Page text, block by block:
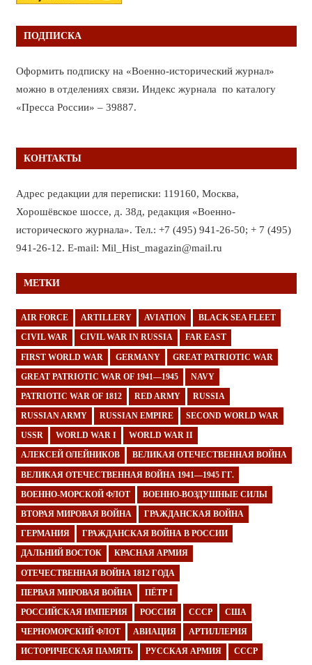
ПОДПИСКА
Оформить подписку на «Военно-исторический журнал»
можно в отделениях связи. Индекс журнала по каталогу
«Пресса России» – 39887.
КОНТАКТЫ
Адрес редакции для переписки: 119160, Москва,
Хорошёвское шоссе, д. 38д, редакция «Военно-
исторического журнала». Тел.: +7 (495) 941-26-50; + 7 (495)
941-26-12. E-mail: Mil_Hist_magazin@mail.ru
МЕТКИ
AIR FORCE ARTILLERY AVIATION BLACK SEA FLEET
CIVIL WAR CIVIL WAR IN RUSSIA FAR EAST
FIRST WORLD WAR GERMANY GREAT PATRIOTIC WAR
GREAT PATRIOTIC WAR OF 1941—1945 NAVY
PATRIOTIC WAR OF 1812 RED ARMY RUSSIA
RUSSIAN ARMY RUSSIAN EMPIRE SECOND WORLD WAR
USSR WORLD WAR I WORLD WAR II
АЛЕКСЕЙ ОЛЕЙНИКОВ ВЕЛИКАЯ ОТЕЧЕСТВЕННАЯ ВОЙНА
ВЕЛИКАЯ ОТЕЧЕСТВЕННАЯ ВОЙНА 1941—1945 ГГ.
ВОЕННО-МОРСКОЙ ФЛОТ ВОЕННО-ВОЗДУШНЫЕ СИЛЫ
ВТОРАЯ МИРОВАЯ ВОЙНА ГРАЖДАНСКАЯ ВОЙНА
ГЕРМАНИЯ ГРАЖДАНСКАЯ ВОЙНА В РОССИИ
ДАЛЬНИЙ ВОСТОК КРАСНАЯ АРМИЯ
ОТЕЧЕСТВЕННАЯ ВОЙНА 1812 ГОДА
ПЕРВАЯ МИРОВАЯ ВОЙНА ПЁТР I
РОССИЙСКАЯ ИМПЕРИЯ РОССИЯ СССР США
ЧЕРНОМОРСКИЙ ФЛОТ АВИАЦИЯ АРТИЛЛЕРИЯ
ИСТОРИЧЕСКАЯ ПАМЯТЬ РУССКАЯ АРМИЯ СССР